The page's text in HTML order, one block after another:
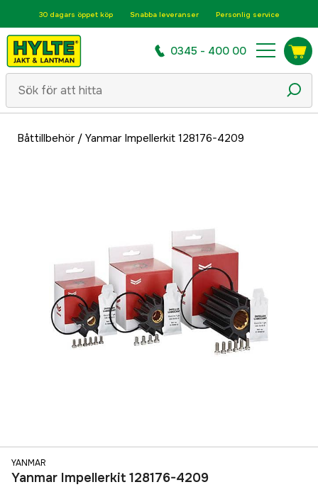
30 dagars öppet köp Snabba leveranser Personlig service
0345 - 400 00
Båttillbehör/ Yanmar Impellerkit 128176-4209
YANMAR
Yanmar Impellerkit 128176-4209